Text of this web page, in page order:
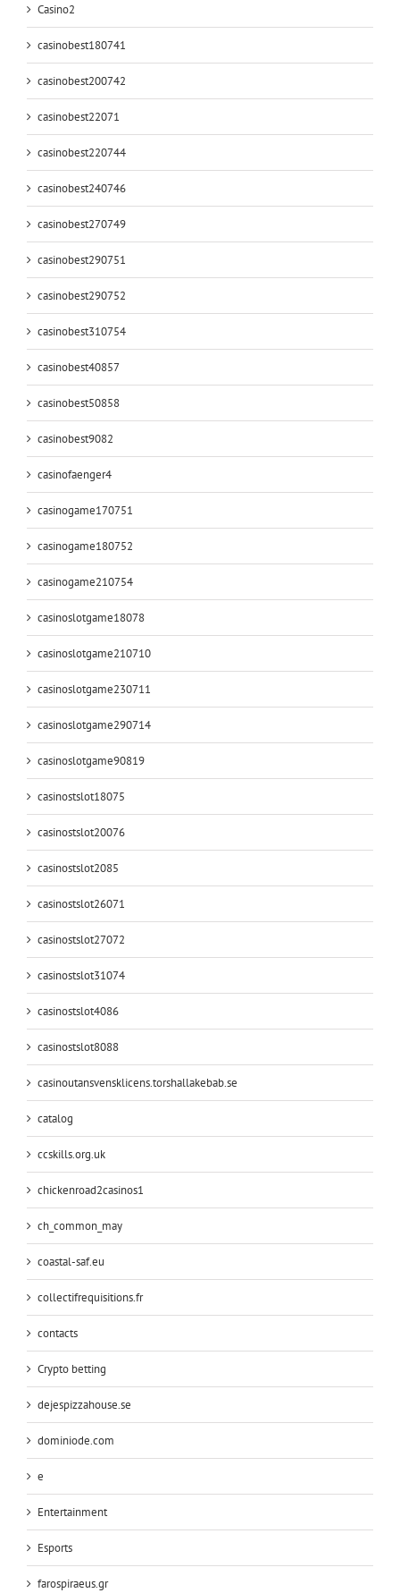
Casino2
casinobest180741
casinobest200742
casinobest22071
casinobest220744
casinobest240746
casinobest270749
casinobest290751
casinobest290752
casinobest310754
casinobest40857
casinobest50858
casinobest9082
casinofaenger4
casinogame170751
casinogame180752
casinogame210754
casinoslotgame18078
casinoslotgame210710
casinoslotgame230711
casinoslotgame290714
casinoslotgame90819
casinostslot18075
casinostslot20076
casinostslot2085
casinostslot26071
casinostslot27072
casinostslot31074
casinostslot4086
casinostslot8088
casinoutansvensklicens.torshallakebab.se
catalog
ccskills.org.uk
chickenroad2casinos1
ch_common_may
coastal-saf.eu
collectifrequisitions.fr
contacts
Crypto betting
dejespizzahouse.se
dominiode.com
e
Entertainment
Esports
farospiraeus.gr